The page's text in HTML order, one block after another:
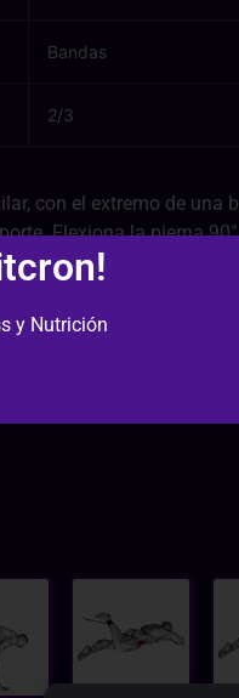
Bandas
2/3
con el extremo de una
Flexiona la pierna
que la banda debe
y Nutrición